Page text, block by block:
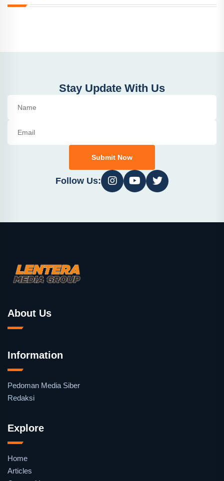
Stay Update With Us
Submit Now
Follow Us:
About Us
Information
Pedoman Media Siber
Redaksi
Explore
Home
Articles